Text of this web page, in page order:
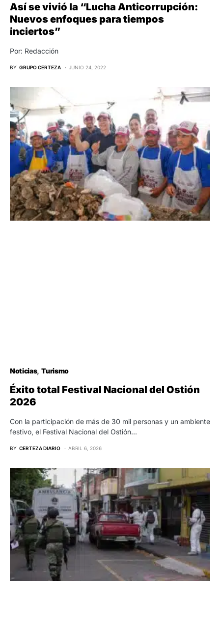
Así se vivió la “Lucha Anticorrupción:
Nuevos enfoques para tiempos
inciertos”
Por: Redacción
BY GRUPO CERTEZA JUNIO 24, 2022
Noticias Turismo
Éxito total Festival Nacional del Ostión
2026
Con la participación de más de 30 mil personas y un ambiente
festivo, el Festival Nacional del Ostión…
BY CERTEZA DIARIO ABRIL 6, 2026